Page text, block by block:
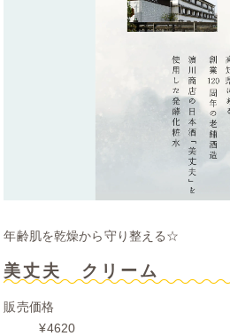
年齢肌を乾燥から守り整える☆
美丈夫 クリーム
販売価格
¥4620